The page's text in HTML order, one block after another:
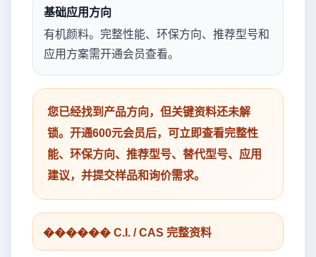
基础应用方向
有机颜料。完整性能、环保方向、推荐型号和
应用方案需开通会员查看。
您已经找到产品方向，但关键资料还未解
锁。开通600元会员后，可立即查看完整性
能、环保方向、推荐型号、替代型号、应用
建议，并提交样品和询价需求。
������ C.I. / CAS 完整资料